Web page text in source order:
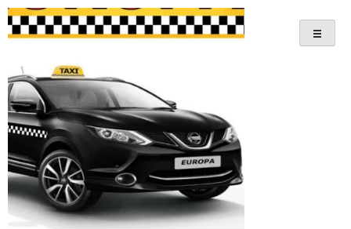
Skip
to